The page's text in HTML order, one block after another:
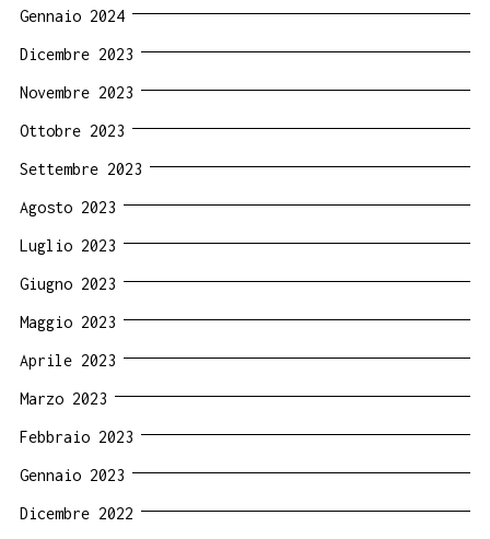
Gennaio 2024
Dicembre 2023
Novembre 2023
Ottobre 2023
Settembre 2023
Agosto 2023
Luglio 2023
Giugno 2023
Maggio 2023
Aprile 2023
Marzo 2023
Febbraio 2023
Gennaio 2023
Dicembre 2022